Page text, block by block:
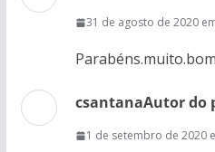
31 de agosto de 2020
Parabéns.muito.bom
csantanaAutor do
1 de setembro de 2020